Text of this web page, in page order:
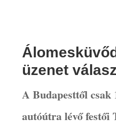
üzenet
A Budapesttől csak
autóútra lévő festői